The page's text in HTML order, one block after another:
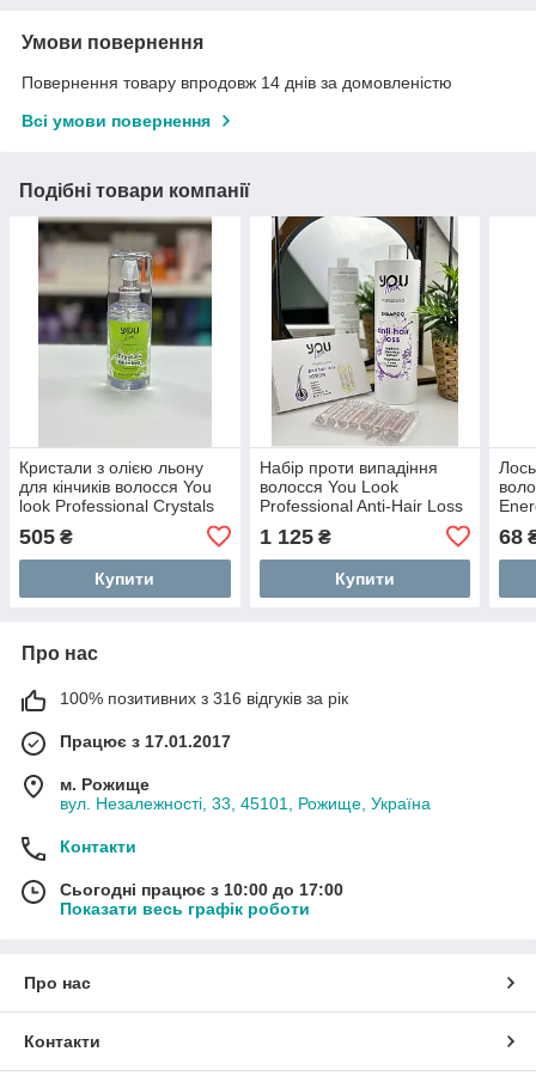
Умови повернення
Повернення товару впродовж 14 днів за домовленістю
Всі умови повернення
Подібні товари компанії
Кристали з олією льону
для кінчиків волосся You
look Professional Crystals
505 ₴
Купити
Набір проти випадіння
волосся You Look
Professional Anti-Hair Loss
1 125₴
Купити
68
Про нас
100% позитивних з 316 відгуків за рік
Працює з 17.01.2017
м. Рожище
вул. Незалежності, 33, 45101, Рожище, Україна
Контакти
Сьогодні працює з 10:00 до 17:00
Показати весь графік роботи
Про нас
Контакти